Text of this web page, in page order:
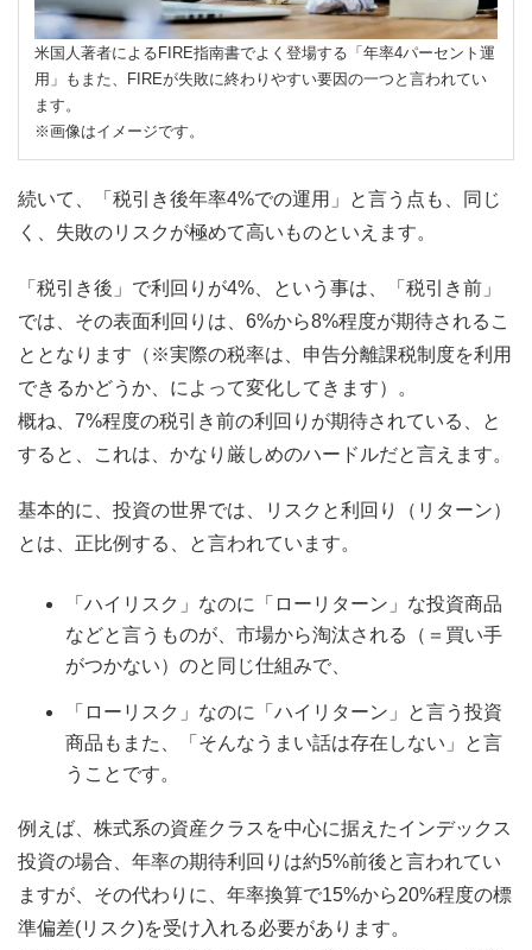
米国人著者によるFIRE指南書でよく登場する「年率4パーセント運
用」もまた、FIREが失敗に終わりやすい要因の一つと言われてい
ます。
※画像はイメージです。
続いて、「税引き後年率4%での運用」と言う点も、同じ
く、失敗のリスクが極めて高いものといえます。
「税引き後」で利回りが4%、という事は、「税引き前」
では、その表面利回りは、6%から8%程度が期待されるこ
ととなります（※実際の税率は、申告分離課税制度を利用
できるかどうか、によって変化してきます）。
概ね、7%程度の税引き前の利回りが期待されている、と
すると、これは、かなり厳しめのハードルだと言えます。
基本的に、投資の世界では、リスクと利回り（リターン）
とは、正比例する、と言われています。
「ハイリスク」なのに「ローリターン」な投資商品
などと言うものが、市場から淘汰される（＝買い手
がつかない）のと同じ仕組みで、
「ローリスク」なのに「ハイリターン」と言う投資
商品もまた、「そんなうまい話は存在しない」と言
うことです。
例えば、株式系の資産クラスを中心に据えたインデックス
投資の場合、年率の期待利回りは約5%前後と言われてい
ますが、その代わりに、年率換算で15%から20%程度の標
準偏差(リスク)を受け入れる必要があります。